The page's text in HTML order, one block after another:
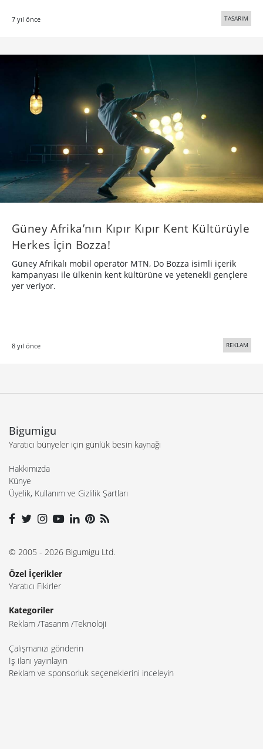
7 yıl önce TASARIM
Güney Afrika’nın Kıpır Kıpır Kent Kültürüyle
Herkes İçin Bozza!
Güney Afrikalı mobil operatör MTN, Do Bozza isimli içerik
kampanyası ile ülkenin kent kültürüne ve yetenekli gençlere
yer veriyor.
8 yıl önce REKLAM
Bigumigu
Yaratıcı bünyeler için günlük besin kaynağı
Hakkımızda
Künye
Üyelik, Kullanım ve Gizlilik Şartları
© 2005 - 2026 Bigumigu Ltd.
Özel İçerikler
Yaratıcı Fikirler
Kategoriler
Reklam Tasarım Teknoloji
Çalışmanızı gönderin
İş ilanı yayınlayın
Reklam ve sponsorluk seçeneklerini inceleyin